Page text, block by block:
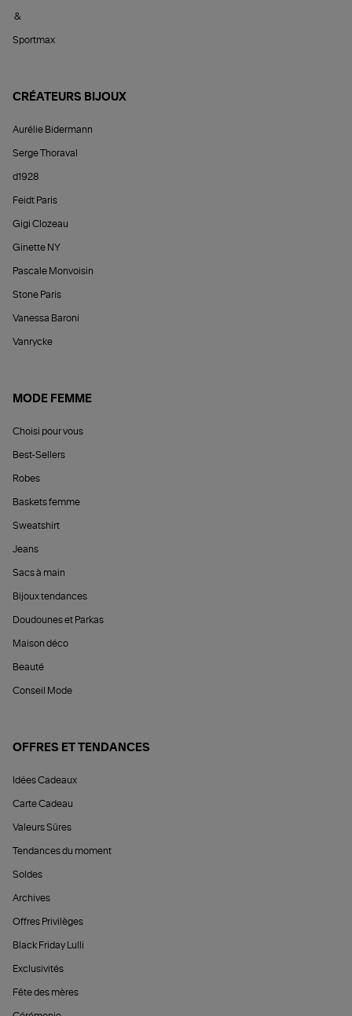
&
Sportmax
CRÉATEURS BIJOUX
Aurélie Bidermann
Serge Thoraval
d1928
Feidt Paris
Gigi Clozeau
Ginette NY
Pascale Monvoisin
Stone Paris
Vanessa Baroni
Vanrycke
MODE FEMME
Choisi pour vous
Best-Sellers
Robes
Baskets femme
Sweatshirt
Jeans
Sacs à main
Bijoux tendances
Doudounes et Parkas
Maison déco
Beauté
Conseil Mode
OFFRES ET TENDANCES
Idées Cadeaux
Carte Cadeau
Valeurs Sûres
Tendances du moment
Soldes
Archives
Offres Privilèges
Black Friday Lulli
Exclusivités
Fête des mères